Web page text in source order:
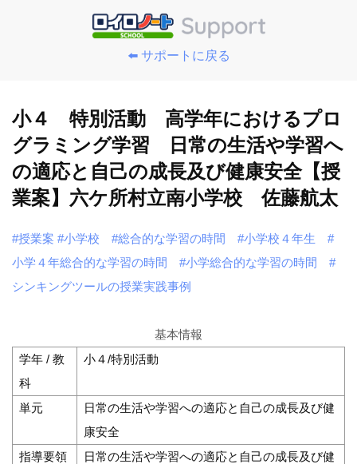
⬅️ サポートに戻る
小４ 特別活動 高学年におけるプロ
グラミング学習 日常の生活や学習へ
の適応と自己の成長及び健康安全【授
業案】六ケ所村立南小学校 佐藤航太
#授業案 #小学校 #総合的な学習の時間 #小学校４年生
#
小学４年総合的な学習の時間
#小学総合的な学習の時間
#
シンキングツールの授業実践事例
基本情報
学年 / 教
科
小４/特別活動
単元
日常の生活や学習への適応と自己の成長及び健
康安全
指導要領
日常の生活や学習への適応と自己の成長及び健